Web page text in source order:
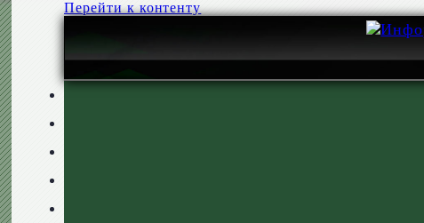
Перейти к контенту